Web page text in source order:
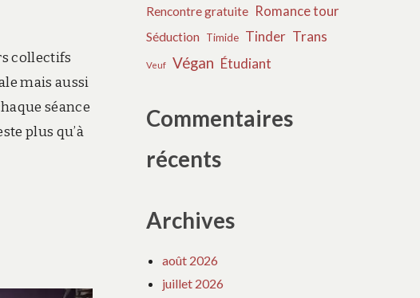
collectifs
mais aussi
séance
plus qu’à
Rencontre gratuite Romance tour
Séduction Timide Tinder Trans
Veuf Végan Étudiant
Commentaires
récents
Archives
août 2026
juillet 2026